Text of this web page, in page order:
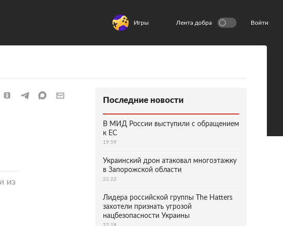
Игры Лента добра Войти
из
Последние новости
В МИД России выступили с обращением
к ЕС
19:59
Украинский дрон атаковал многоэтажку
в Запорожской области
22:22
Лидера российской группы The Hatters
захотели признать угрозой
нацбезопасности Украины
22:18